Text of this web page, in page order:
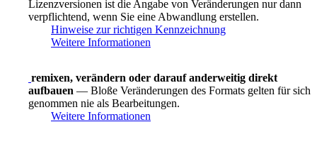
Lizenzversionen ist die Angabe von Veränderungen nur dann
verpflichtend, wenn Sie eine Abwandlung erstellen.
Hinweise zur richtigen Kennzeichnung
Weitere Informationen
remixen, verändern oder darauf anderweitig direkt
aufbauen — Bloße Veränderungen des Formats gelten für sich
genommen nie als Bearbeitungen.
Weitere Informationen